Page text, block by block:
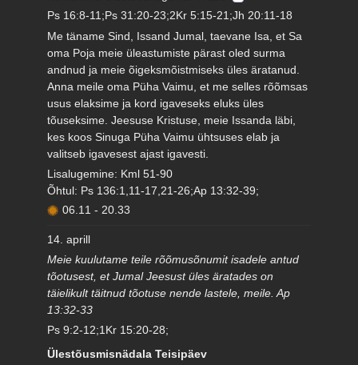
Ps 16:8-11;Ps 31:20-23;2Kr 5:15-21;Jh 20:11-18
Me täname Sind, Issand Jumal, taevane Isa, et Sa
oma Poja meie üleastumiste pärast oled surma
andnud ja meie õigeksmõistmiseks üles äratanud.
Anna meile oma Püha Vaimu, et me selles rõõmsas
usus elaksime ja kord igaveseks eluks üles
tõuseksime. Jeesuse Kristuse, meie Issanda läbi,
kes koos Sinuga Püha Vaimu ühtsuses elab ja
valitseb igavesest ajast igavesti.
Lisalugemine: Kml 51-90
Õhtul: Ps 136:1,11-17,21-26;Ap 13:32-39;
06.11 - 20.33
14. aprill
Meie kuulutame teile rõõmusõnumit isadele antud
tõotusest, et Jumal Jeesust üles äratades on
täielikult täitnud tõotuse nende lastele, meile. Ap
13:32-33
Ps 9:2-12;1Kr 15:20-28;
Ülestõusmisnädala Teisipäev